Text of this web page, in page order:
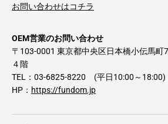
お問い合わせはコチラ
OEM営業のお問い合わせ
〒103-0001 東京都中央区日本橋小伝馬町
４階
TEL：03-6825-8220 (平日10:00～18:00)
HP： https://fundom.jp